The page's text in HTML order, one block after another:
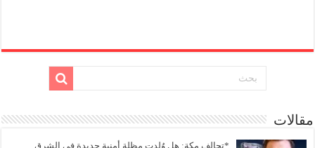
مقالات
*تحالف مكة: هل وُلدت مظلة أمنية جديدة في الشرق